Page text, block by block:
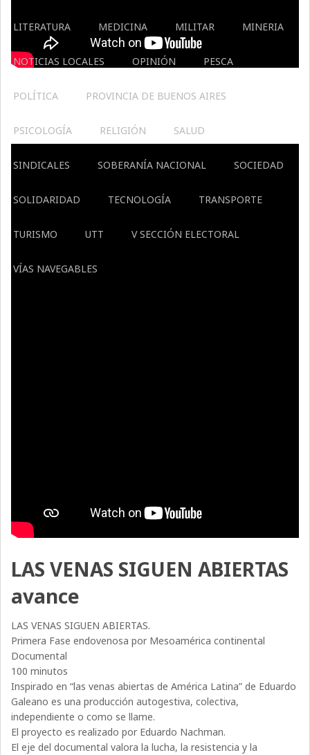
LITERATURA MEDICINA MILITAR MINERIA
NOTICIAS LOCALES OPINIÓN PESCA
POLÍTICA PROVINCIA DE BUENOS AIRES
PSICOLOGÍA RELIGIÓN SALUD
SINDICALES SOBERANÍA NACIONAL SOCIEDAD
SOLIDARIDAD TECNOLOGÍA TRANSPORTE
TURISMO UTT V SECCIÓN ELECTORAL
VÍAS NAVEGABLES
LAS VENAS SIGUEN ABIERTAS
avance
LAS VENAS SIGUEN ABIERTAS.
Primera Fase endovenosa por Mesoamérica continental
Documental
100 minutos
Inspirado en “las venas abiertas de América Latina” de Eduardo
Galeano es una producción autogestiva, colectiva,
independiente o como se llame.
El proyecto es realizado por Eduardo Nachman.
El eje del documental valora la lucha, la resistencia y la